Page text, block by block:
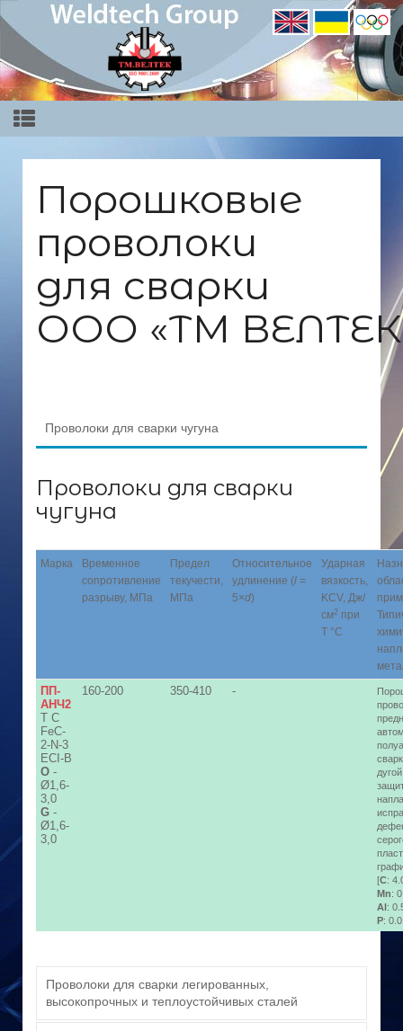
Порошковые
проволоки
для сварки
ООО «ТМ
Проволоки для сварки чугуна
Проволоки для сварки
чугуна
Марка
Временное
сопротивление
разрыву, МПа
Предел
текучести,
МПа
Относительное
удлинение (l =
5×d)
Ударная
вязкость,
KCV, Дж/
см2 при
Т °C
ПП-
АНЧ2
T C
FeC-
2-N-3
ECI-B
О -
Ø1,6-
3,0
G -
Ø1,6-
3,0
160-200 350-410 -
[C:
Mn:
Al:
P:
Проволоки для сварки легированных,
высокопрочных и теплоустойчивых сталей